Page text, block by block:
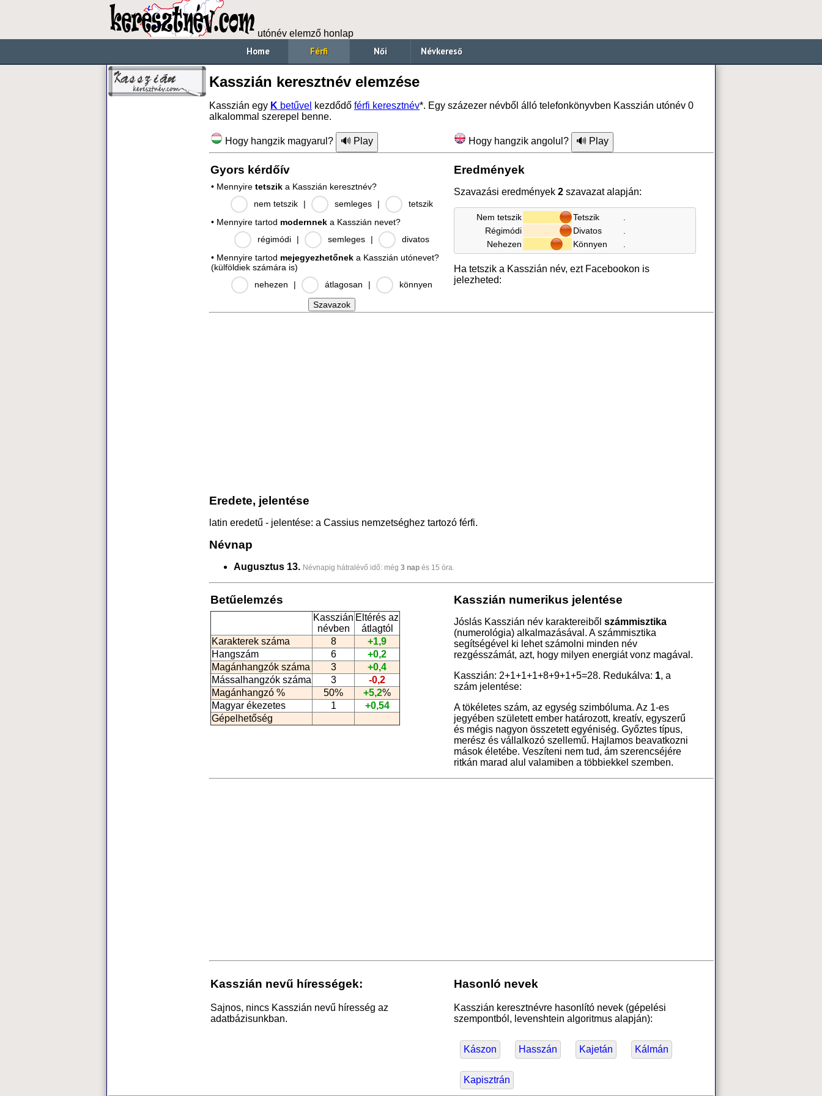
utónév elemző honlap
Home Férfi Női Névkereső
Kasszián keresztnév elemzése
Kasszián egy K betűvel kezdődő férfi keresztnév*. Egy százezer névből álló telefonkönyvben Kasszián utónév 0
alkalommal szerepel benne.
Hogy hangzik magyarul? Hogy hangzik angolul?
Gyors kérdőív
• Mennyire tetszik a Kasszián keresztnév?
nem tetszik
| semleges |
tetszik
• Mennyire tartod modernnek a Kasszián nevet?
régimódi
| semleges |
divatos
• Mennyire tartod mejegyezhetőnek a Kasszián utónevet?
(külföldiek számára is)
nehezen
| átlagosan | könnyen
Eredmények
Szavazási eredmények 2 szavazat alapján:
Nem tetszik Tetszik
Régimódi
Divatos
Nehezen
Könnyen
Ha tetszik a Kasszián név, ezt Facebookon is
jelezheted:
Eredete, jelentése
latin eredetű - jelentése: a Cassius nemzetséghez tartozó férfi.
Névnap
Augusztus 13. Névnapig hátralévő idő: még 3 nap és 15 óra.
Betűelemzés
Kasszián
névben
Eltérés az
átlagtól
Karakterek száma
8
+1,9
Hangszám
6
+0,2
Magánhangzók száma
3
+0,4
Mássalhangzók száma
3
-0,2
Magánhangzó %
50% +5,2%
Magyar ékezetes
1
+0,54
Gépelhetőség
Kasszián numerikus jelentése
Jóslás Kasszián név karaktereiből számmisztika
(numerológia) alkalmazásával. A számmisztika
segítségével ki lehet számolni minden név
rezgésszámát, azt, hogy milyen energiát vonz magával.
Kasszián: 2+1+1+1+8+9+1+5=28. Redukálva: 1, a
szám jelentése:
A tökéletes szám, az egység szimbóluma. Az 1-es
jegyében született ember határozott, kreatív, egyszerű
és mégis nagyon összetett egyéniség. Győztes típus,
merész és vállalkozó szellemű. Hajlamos beavatkozni
mások életébe. Veszíteni nem tud, ám szerencséjére
ritkán marad alul valamiben a többiekkel szemben.
Kasszián nevű hírességek:
Sajnos, nincs Kasszián nevű híresség az
adatbázisunkban.
Hasonló nevek
Kasszián keresztnévre hasonlító nevek (gépelési
szempontból, levenshtein algoritmus alapján):
Kászon Hasszán Kajetán Kálmán
Kapisztrán